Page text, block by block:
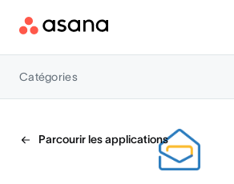
Contacter le service
Catégories
Parcourir les applications